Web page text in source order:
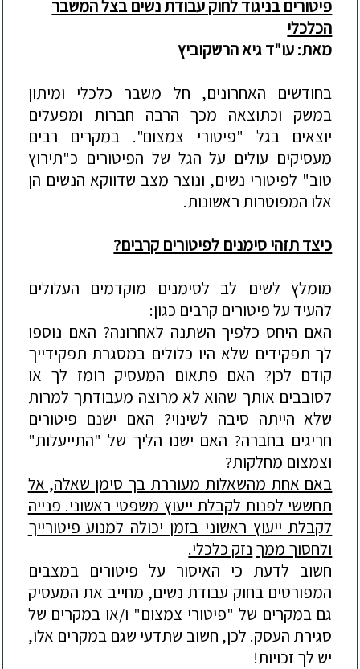
פיטורים בניגוד לחוק עבודת נשים בצל המשבר
הכלכלי
מאת: עו"ד גיא הרשקוביץ
בחודשים האחרונים, חל משבר כלכלי ומיתון
במשק וכתוצאה מכך הרבה חברות ומפעלים
יוצאים בגל "פיטורי צמצום". במקרים רבים
מעסיקים עולים על הגל של הפיטורים כ"תירוץ
טוב" לפיטורי נשים, ונוצר מצב שדווקא הנשים הן
אלו המפוטרות ראשונות.
כיצד תזהי סימנים לפיטורים קרבים?
מומלץ לשים לב לסימנים מוקדמים העלולים
להעיד על פיטורים קרבים כגון:
האם היחס כלפיך השתנה לאחרונה? האם נוספו
לך תפקידים שלא היו כלולים במסגרת תפקידייך
קודם לכן? האם פתאום המעסיק רומז לך או
לסובבים אותך שהוא לא מרוצה מעבודתך למרות
שלא הייתה סיבה לשינוי? האם ישנם פיטורים
חריגים בחברה? האם ישנו הליך של "התייעלות"
וצמצום מחלקות?
באם אחת מהשאלות מעוררת בך סימן שאלה, אל
תחששי לפנות לקבלת ייעוץ משפטי ראשוני. פנייה
לקבלת ייעוץ ראשוני בזמן יכולה למנוע פיטורייך
ולחסוך ממך נזק כלכלי.
חשוב לדעת כי האיסור על פיטורים במצבים
המפורטים בחוק עבודת נשים, מחייב את המעסיק
גם במקרים של "פיטורי צמצום" ו/או במקרים של
סגירת העסק. לכן, חשוב שתדעי שגם במקרים אלו,
יש לך זכויות!